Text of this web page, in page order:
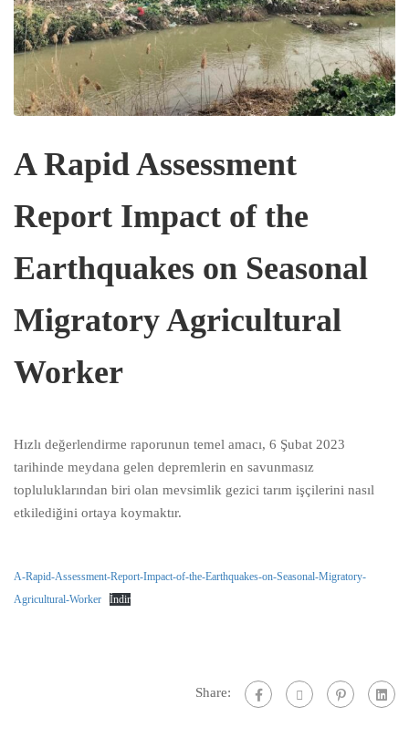
A Rapid Assessment
Report Impact of the
Earthquakes on Seasonal
Migratory Agricultural
Worker
Hızlı değerlendirme raporunun temel amacı, 6 Şubat 2023
tarihinde meydana gelen depremlerin en savunmasız
topluluklarından biri olan mevsimlik gezici tarım işçilerini nasıl
etkilediğini ortaya koymaktır.
A-Rapid-Assessment-Report-Impact-of-the-Earthquakes-on-Seasonal-Migratory-
Agricultural-Worker
İndir
Share: